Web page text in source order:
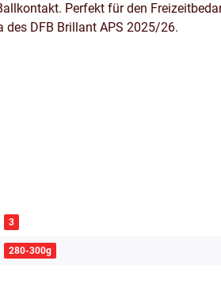
Perfekt für den
des DFB Brillant APS 2025/26.
3
280-300g